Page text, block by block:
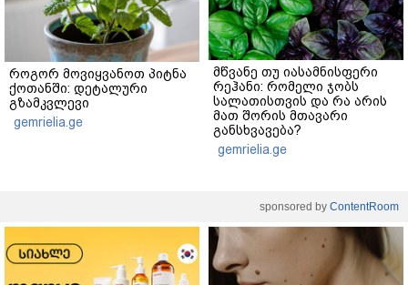
როგორ მოვიყვანოთ პიტნა
ქოთანში: დეტალური
გზამკვლევი
gemrielia.ge
მწვანე თუ იასამნისფერი
რეჰანი: რომელი ჯობს
სალათისთვის და რა არის
მათ შორის მთავარი
განსხვავება?
gemrielia.ge
sponsored by ContentRoom